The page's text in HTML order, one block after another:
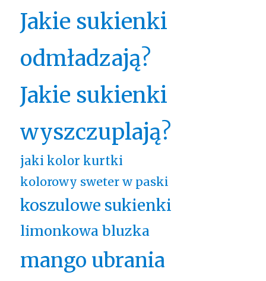
Jakie sukienki
odmładzają?
Jakie sukienki
wyszczuplają?
jaki kolor kurtki
kolorowy sweter w paski
koszulowe sukienki
limonkowa bluzka
mango ubrania